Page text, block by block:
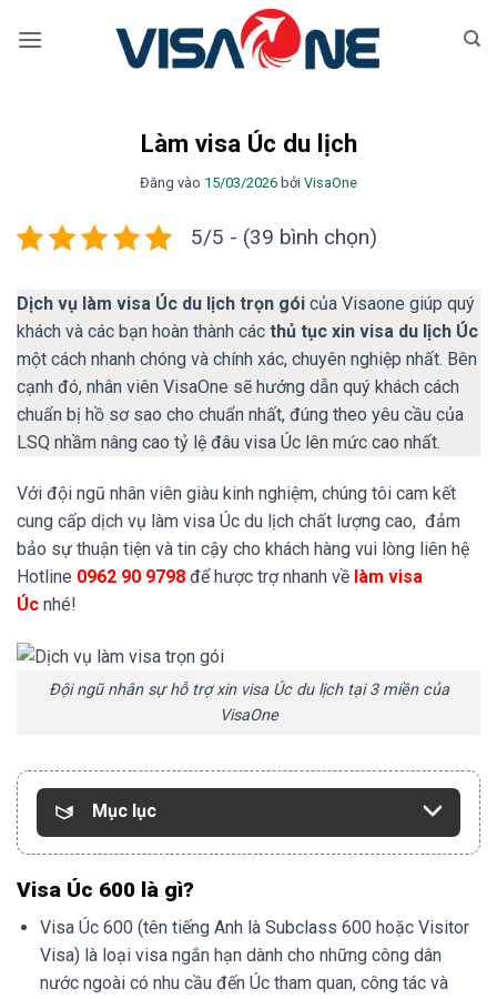
qua
Làm visa Úc du lịch
Đăng vào 15/03/2026 bởi VisaOne
5/5 - (39 bình chọn)
Dịch vụ làm visa Úc du lịch trọn gói của Visaone giúp quý
khách và các bạn hoàn thành các thủ tục xin visa du lịch Úc
một cách nhanh chóng và chính xác, chuyên nghiệp nhất. Bên
cạnh đó, nhân viên VisaOne sẽ hướng dẫn quý khách cách
chuẩn bị hồ sơ sao cho chuẩn nhất, đúng theo yêu cầu của
LSQ nhầm nâng cao tỷ lệ đâu visa Úc lên mức cao nhất.
Với đội ngũ nhân viên giàu kinh nghiệm, chúng tôi cam kết
cung cấp dịch vụ làm visa Úc du lịch chất lượng cao, đảm
bảo sự thuận tiện và tin cậy cho khách hàng vui lòng liên hệ
Hotline 0962 90 9798 để hược trợ nhanh về làm visa
Úc nhé!
Đội ngũ nhân sự hỗ trợ xin visa Úc du lịch tại 3 miền của
VisaOne
Mục lục
Visa Úc 600 là gì?
Visa Úc 600 (tên tiếng Anh là Subclass 600 hoặc Visitor
Visa) là loại visa ngắn hạn dành cho những công dân
nước ngoài có nhu cầu đến Úc tham quan, công tác và